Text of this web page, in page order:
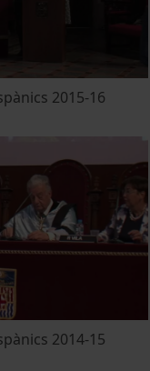
2015-16
2014-15